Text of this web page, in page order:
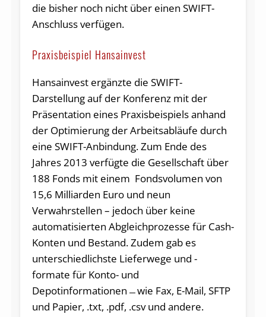
die bisher noch nicht über einen SWIFT-
Anschluss verfügen.
Praxisbeispiel Hansainvest
Hansainvest ergänzte die SWIFT-
Darstellung auf der Konferenz mit der
Präsentation eines Praxisbeispiels anhand
der Optimierung der Arbeitsabläufe durch
eine SWIFT-Anbindung. Zum Ende des
Jahres 2013 verfügte die Gesellschaft über
188 Fonds mit einem Fondsvolumen von
15,6 Milliarden Euro und neun
Verwahrstellen – jedoch über keine
automatisierten Abgleichprozesse für Cash-
Konten und Bestand. Zudem gab es
unterschiedlichste Lieferwege und -
formate für Konto- und
Depotinformationen ̶ wie Fax, E-Mail, SFTP
und Papier, .txt, .pdf, .csv und andere.